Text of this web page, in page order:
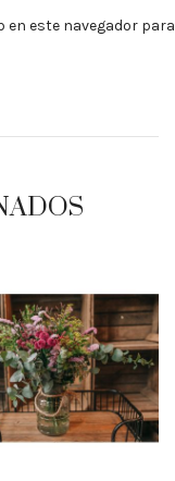
en este navegador